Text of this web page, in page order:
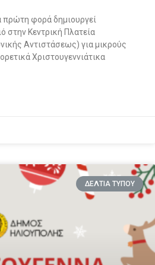
φορά δημιουργεί
στην Κεντρική Πλατεία
Αντιστάσεως) για μικρούς
Χριστουγεννιάτικα
ΔΕΛΤΙΑ ΤΥΠΟΥ